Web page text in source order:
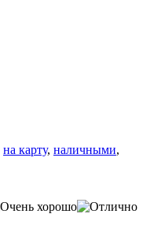
на карту, наличными,